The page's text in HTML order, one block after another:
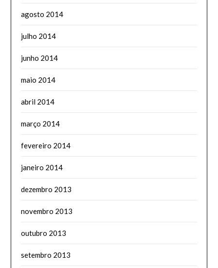
agosto 2014
julho 2014
junho 2014
maio 2014
abril 2014
março 2014
fevereiro 2014
janeiro 2014
dezembro 2013
novembro 2013
outubro 2013
setembro 2013